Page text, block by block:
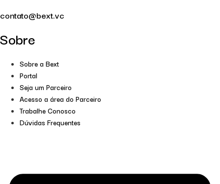
contato@bext.vc
Sobre
Sobre a Bext
Portal
Seja um Parceiro
Acesso a área do Parceiro
Trabalhe Conosco
Dúvidas Frequentes